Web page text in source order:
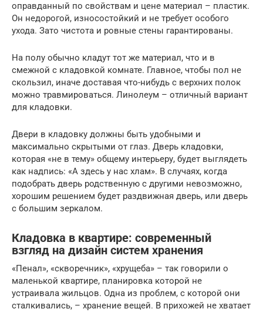
оправданный по свойствам и цене материал – пластик.
Он недорогой, износостойкий и не требует особого
ухода. Зато чистота и ровные стены гарантированы.
На полу обычно кладут тот же материал, что и в
смежной с кладовкой комнате. Главное, чтобы пол не
скользил, иначе доставая что-нибудь с верхних полок
можно травмироваться. Линолеум – отличный вариант
для кладовки.
Двери в кладовку должны быть удобными и
максимально скрытыми от глаз. Дверь кладовки,
которая «не в тему» общему интерьеру, будет выглядеть
как надпись: «А здесь у нас хлам». В случаях, когда
подобрать дверь родственную с другими невозможно,
хорошим решением будет раздвижная дверь, или дверь
с большим зеркалом.
Кладовка в квартире: современный
взгляд на дизайн систем хранения
«Пенал», «скворечник», «хрущеба» – так говорили о
маленькой квартире, планировка которой не
устраивала жильцов. Одна из проблем, с которой они
сталкивались, – хранение вещей. В прихожей не хватает